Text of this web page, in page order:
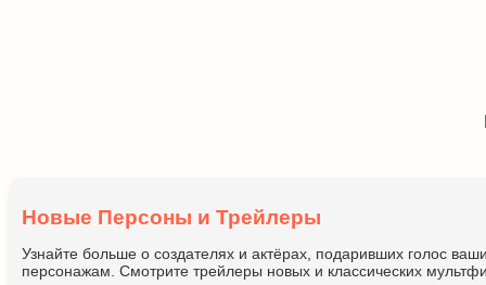
Новые Персоны и Трейлеры
Узнайте больше о создателях и актёрах, подаривших голос
персонажам. Смотрите трейлеры новых и классических